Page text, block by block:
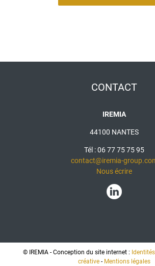
CONTACT
IREMIA
44100 NANTES
Tél : 06 77 75 75 95
contact@iremia-
Nous écrire
© IREMIA - Conception du site internet :
créative - Mentions légales